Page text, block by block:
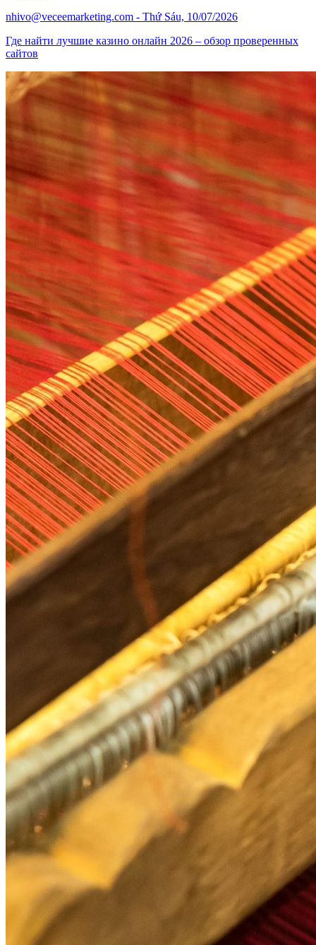
nhivo@veceemarketing.com - Thứ Sáu, 10/07/2026
Где найти лучшие казино онлайн 2026 – обзор проверенных
сайтов